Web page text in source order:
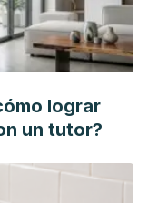
lograr
un tutor?